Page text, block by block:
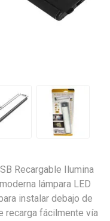
Recargable Ilumina
lámpara LED
instalar debajo de
recarga fácilmente vía